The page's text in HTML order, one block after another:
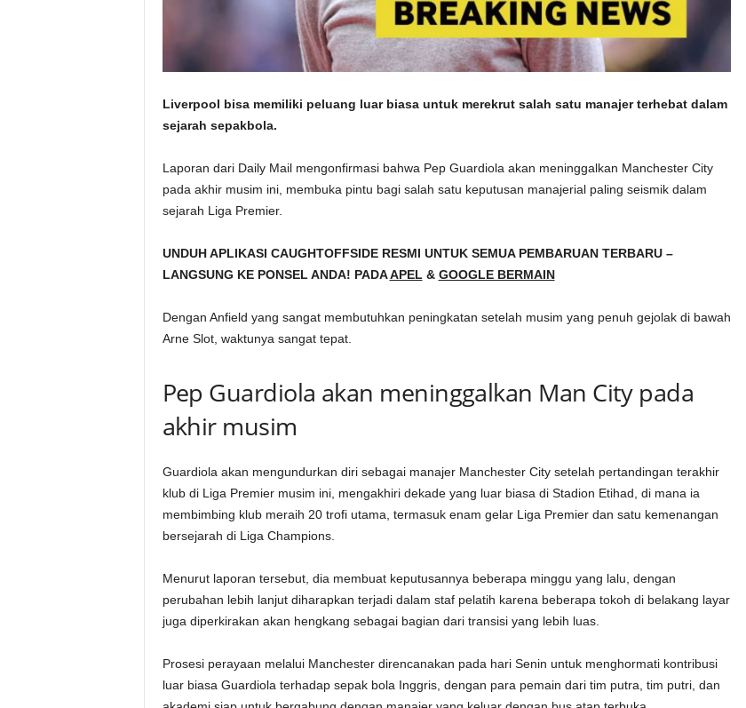
Liverpool bisa memiliki peluang luar biasa untuk merekrut salah satu manajer terhebat dalam
sejarah sepakbola.
Laporan dari Daily Mail mengonfirmasi bahwa Pep Guardiola akan meninggalkan Manchester City
pada akhir musim ini, membuka pintu bagi salah satu keputusan manajerial paling seismik dalam
sejarah Liga Premier.
UNDUH APLIKASI CAUGHTOFFSIDE RESMI UNTUK SEMUA PEMBARUAN TERBARU –
LANGSUNG KE PONSEL ANDA! PADAAPEL& GOOGLE BERMAIN
Dengan Anfield yang sangat membutuhkan peningkatan setelah musim yang penuh gejolak di bawah
Arne Slot, waktunya sangat tepat.
Pep Guardiola akan meninggalkan Man City pada
akhir musim
Guardiola akan mengundurkan diri sebagai manajer Manchester City setelah pertandingan terakhir
klub di Liga Premier musim ini, mengakhiri dekade yang luar biasa di Stadion Etihad, di mana ia
membimbing klub meraih 20 trofi utama, termasuk enam gelar Liga Premier dan satu kemenangan
bersejarah di Liga Champions.
Menurut laporan tersebut, dia membuat keputusannya beberapa minggu yang lalu, dengan
perubahan lebih lanjut diharapkan terjadi dalam staf pelatih karena beberapa tokoh di belakang layar
juga diperkirakan akan hengkang sebagai bagian dari transisi yang lebih luas.
Prosesi perayaan melalui Manchester direncanakan pada hari Senin untuk menghormati kontribusi
luar biasa Guardiola terhadap sepak bola Inggris, dengan para pemain dari tim putra, tim putri, dan